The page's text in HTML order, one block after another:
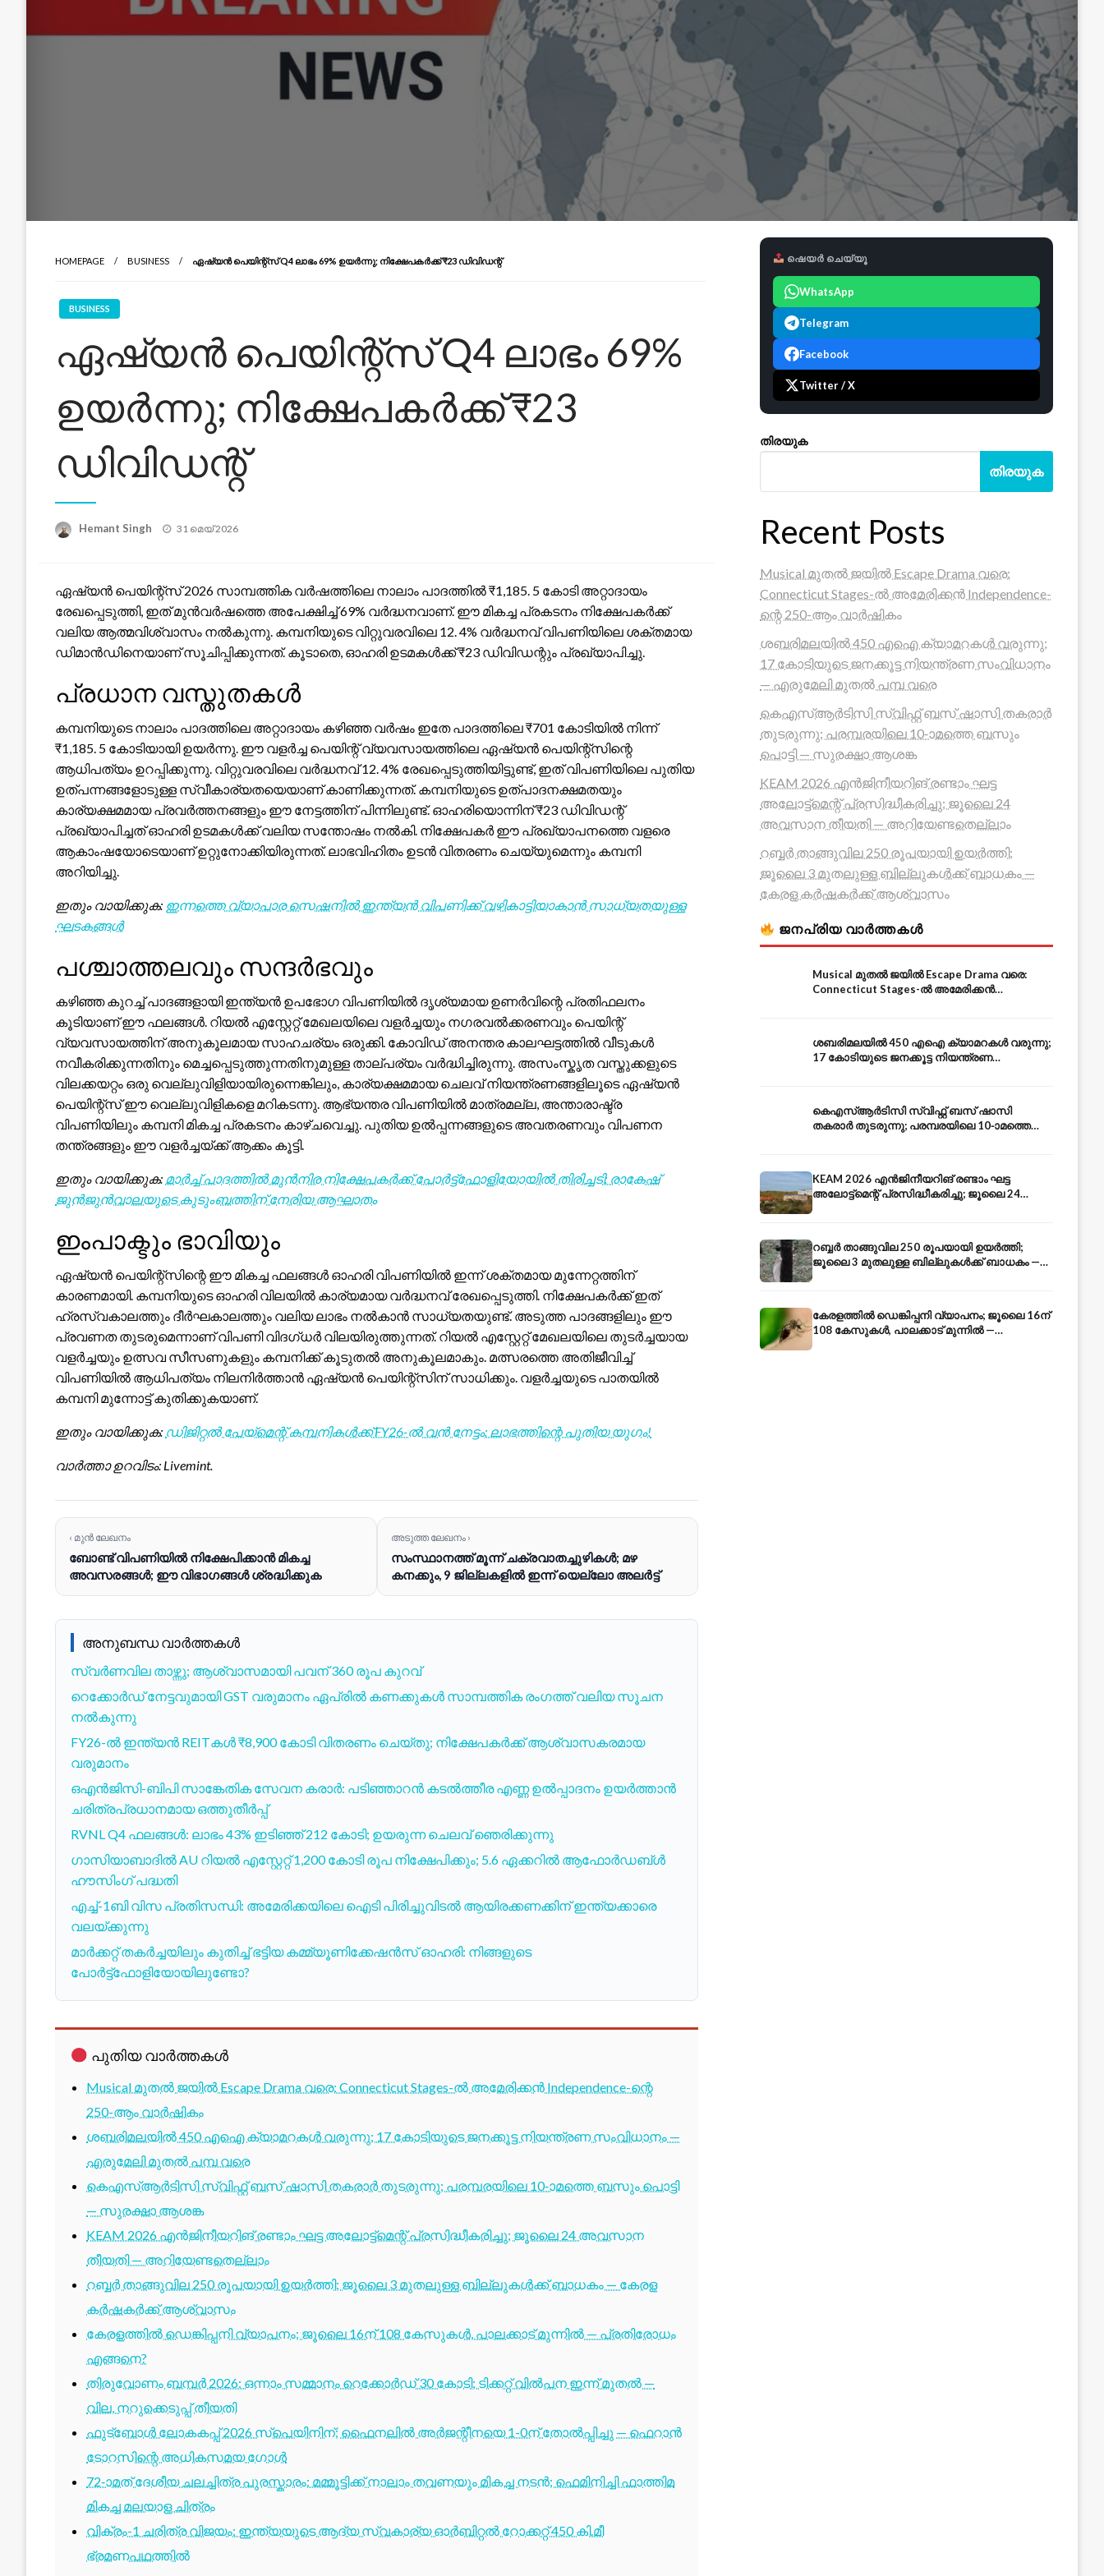
HOMEPAGE BUSINESS ഏഷ്യൻ പെയിന്റ്‌സ് Q4 ലാഭം 69% ഉയർന്നു; നിക്ഷേപകർക്ക് ₹23 ഡിവിഡന്റ്
BUSINESS
ഏഷ്യൻ പെയിന്റ്‌സ് Q4 ലാഭം 69%
ഉയർന്നു; നിക്ഷേപകർക്ക് ₹23
ഡിവിഡന്റ്
Hemant Singh
Posted
31 മെയ്‌ 2026
ഏഷ്യൻ പെയിന്റ്‌സ് 2026 സാമ്പത്തിക വർഷത്തിലെ നാലാം പാദത്തിൽ ₹1,185. 5 കോടി അറ്റാദായം
രേഖപ്പെടുത്തി, ഇത് മുൻവർഷത്തെ അപേക്ഷിച്ച് 69% വർദ്ധനവാണ്. ഈ മികച്ച പ്രകടനം നിക്ഷേപകർക്ക്
വലിയ ആത്മവിശ്വാസം നൽകുന്നു. കമ്പനിയുടെ വിറ്റുവരവിലെ 12. 4% വർദ്ധനവ് വിപണിയിലെ ശക്തമായ
ഡിമാൻഡിനെയാണ് സൂചിപ്പിക്കുന്നത്. കൂടാതെ, ഓഹരി ഉടമകൾക്ക് ₹23 ഡിവിഡന്റും പ്രഖ്യാപിച്ചു.
പ്രധാന വസ്തുതകൾ
കമ്പനിയുടെ നാലാം പാദത്തിലെ അറ്റാദായം കഴിഞ്ഞ വർഷം ഇതേ പാദത്തിലെ ₹701 കോടിയിൽ നിന്ന്
₹1,185. 5 കോടിയായി ഉയർന്നു. ഈ വളർച്ച പെയിന്റ് വ്യവസായത്തിലെ ഏഷ്യൻ പെയിന്റ്‌സിന്റെ
ആധിപത്യം ഉറപ്പിക്കുന്നു. വിറ്റുവരവിലെ വർദ്ധനവ് 12. 4% രേഖപ്പെടുത്തിയിട്ടുണ്ട്, ഇത് വിപണിയിലെ പുതിയ
ഉത്പന്നങ്ങളോടുള്ള സ്വീകാര്യതയെയാണ് കാണിക്കുന്നത്. കമ്പനിയുടെ ഉത്പാദനക്ഷമതയും
കാര്യക്ഷമമായ പ്രവർത്തനങ്ങളും ഈ നേട്ടത്തിന് പിന്നിലുണ്ട്. ഓഹരിയൊന്നിന് ₹23 ഡിവിഡന്റ്
പ്രഖ്യാപിച്ചത് ഓഹരി ഉടമകൾക്ക് വലിയ സന്തോഷം നൽകി. നിക്ഷേപകർ ഈ പ്രഖ്യാപനത്തെ വളരെ
ആകാംഷയോടെയാണ് ഉറ്റുനോക്കിയിരുന്നത്. ലാഭവിഹിതം ഉടൻ വിതരണം ചെയ്യുമെന്നും കമ്പനി
അറിയിച്ചു.
ഇതും വായിക്കുക: ഇന്നത്തെ വ്യാപാര സെഷനിൽ ഇന്ത്യൻ വിപണിക്ക് വഴികാട്ടിയാകാൻ സാധ്യതയുള്ള
ഘടകങ്ങൾ
പശ്ചാത്തലവും സന്ദർഭവും
കഴിഞ്ഞ കുറച്ച് പാദങ്ങളായി ഇന്ത്യൻ ഉപഭോഗ വിപണിയിൽ ദൃശ്യമായ ഉണർവിന്റെ പ്രതിഫലനം
കൂടിയാണ് ഈ ഫലങ്ങൾ. റിയൽ എസ്റ്റേറ്റ് മേഖലയിലെ വളർച്ചയും നഗരവൽക്കരണവും പെയിന്റ്
വ്യവസായത്തിന് അനുകൂലമായ സാഹചര്യം ഒരുക്കി. കോവിഡ് അനന്തര കാലഘട്ടത്തിൽ വീടുകൾ
നവീകരിക്കുന്നതിനും മെച്ചപ്പെടുത്തുന്നതിനുമുള്ള താല്പര്യം വർദ്ധിച്ചിരുന്നു. അസംസ്കൃത വസ്തുക്കളുടെ
വിലക്കയറ്റം ഒരു വെല്ലുവിളിയായിരുന്നെങ്കിലും, കാര്യക്ഷമമായ ചെലവ് നിയന്ത്രണങ്ങളിലൂടെ ഏഷ്യൻ
പെയിന്റ്‌സ് ഈ വെല്ലുവിളികളെ മറികടന്നു. ആഭ്യന്തര വിപണിയിൽ മാത്രമല്ല, അന്താരാഷ്ട്ര
വിപണിയിലും കമ്പനി മികച്ച പ്രകടനം കാഴ്ചവെച്ചു. പുതിയ ഉൽപ്പന്നങ്ങളുടെ അവതരണവും വിപണന
തന്ത്രങ്ങളും ഈ വളർച്ചയ്ക്ക് ആക്കം കൂട്ടി.
ഇതും വായിക്കുക: മാർച്ച് പാദത്തിൽ മുൻനിര നിക്ഷേപകർക്ക് പോർട്ട്ഫോളിയോയിൽ തിരിച്ചടി: രാകേഷ്
ജുൻജുൻവാലയുടെ കുടുംബത്തിന് നേരിയ ആഘാതം
ഇംപാക്ടും ഭാവിയും
ഏഷ്യൻ പെയിന്റ്‌സിന്റെ ഈ മികച്ച ഫലങ്ങൾ ഓഹരി വിപണിയിൽ ഇന്ന് ശക്തമായ മുന്നേറ്റത്തിന്
കാരണമായി. കമ്പനിയുടെ ഓഹരി വിലയിൽ കാര്യമായ വർദ്ധനവ് രേഖപ്പെടുത്തി. നിക്ഷേപകർക്ക് ഇത്
ഹ്രസ്വകാലത്തും ദീർഘകാലത്തും വലിയ ലാഭം നൽകാൻ സാധ്യതയുണ്ട്. അടുത്ത പാദങ്ങളിലും ഈ
പ്രവണത തുടരുമെന്നാണ് വിപണി വിദഗ്ധർ വിലയിരുത്തുന്നത്. റിയൽ എസ്റ്റേറ്റ് മേഖലയിലെ തുടർച്ചയായ
വളർച്ചയും ഉത്സവ സീസണുകളും കമ്പനിക്ക് കൂടുതൽ അനുകൂലമാകും. മത്സരത്തെ അതിജീവിച്ച്
വിപണിയിൽ ആധിപത്യം നിലനിർത്താൻ ഏഷ്യൻ പെയിന്റ്‌സിന് സാധിക്കും. വളർച്ചയുടെ പാതയിൽ
കമ്പനി മുന്നോട്ട് കുതിക്കുകയാണ്.
ഇതും വായിക്കുക: ഡിജിറ്റൽ പേയ്മെന്റ് കമ്പനികൾക്ക് FY26-ൽ വൻ നേട്ടം: ലാഭത്തിന്റെ പുതിയ യുഗം!
വാർത്താ ഉറവിടം: Livemint.
‹ മുൻ ലേഖനം
ബോണ്ട് വിപണിയിൽ നിക്ഷേപിക്കാൻ മികച്ച
അവസരങ്ങൾ; ഈ വിഭാഗങ്ങൾ ശ്രദ്ധിക്കുക
അടുത്ത ലേഖനം ›
സംസ്ഥാനത്ത് മൂന്ന് ചക്രവാതച്ചുഴികൾ; മഴ
കനക്കും, 9 ജില്ലകളിൽ ഇന്ന് യെല്ലോ അലർട്ട്
അനുബന്ധ വാർത്തകൾ
സ്വർണവില താഴ്ന്നു; ആശ്വാസമായി പവന് 360 രൂപ കുറവ്
റെക്കോർഡ് നേട്ടവുമായി GST വരുമാനം ഏപ്രിൽ കണക്കുകൾ സാമ്പത്തിക രംഗത്ത് വലിയ സൂചന
നൽകുന്നു
FY26-ൽ ഇന്ത്യൻ REITകൾ ₹8,900 കോടി വിതരണം ചെയ്തു; നിക്ഷേപകർക്ക് ആശ്വാസകരമായ
വരുമാനം
ഒഎൻജിസി-ബിപി സാങ്കേതിക സേവന കരാർ: പടിഞ്ഞാറൻ കടൽത്തീര എണ്ണ ഉൽപ്പാദനം ഉയർത്താൻ
ചരിത്രപ്രധാനമായ ഒത്തുതീർപ്പ്
RVNL Q4 ഫലങ്ങള്‍: ലാഭം 43% ഇടിഞ്ഞ് 212 കോടി; ഉയരുന്ന ചെലവ് ഞെരിക്കുന്നു
ഗാസിയാബാദില്‍ AU റിയല്‍ എസ്റ്റേറ്റ് 1,200 കോടി രൂപ നിക്ഷേപിക്കും; 5.6 ഏക്കറില്‍ ആഫോര്‍ഡബ്ള്‍
ഹൗസിംഗ് പദ്ധതി
എച്ച്-1ബി വിസ പ്രതിസന്ധി: അമേരിക്കയിലെ ഐടി പിരിച്ചുവിടൽ ആയിരക്കണക്കിന് ഇന്ത്യക്കാരെ
വലയ്ക്കുന്നു
മാർക്കറ്റ് തകർച്ചയിലും കുതിച്ച് ഭട്ടിയ കമ്മ്യൂണിക്കേഷൻസ് ഓഹരി: നിങ്ങളുടെ
പോർട്ട്‌ഫോളിയോയിലുണ്ടോ?
പുതിയ വാർത്തകൾ
Musical മുതൽ ജയിൽ Escape Drama വരെ: Connecticut Stages-ൽ അമേരിക്കൻ Independence-ന്റെ
250-ആം വാർഷികം
ശബരിമലയിൽ 450 എഐ ക്യാമറകൾ വരുന്നു; 17 കോടിയുടെ ജനക്കൂട്ട നിയന്ത്രണ സംവിധാനം —
എരുമേലി മുതൽ പമ്പ വരെ
കെഎസ്ആർടിസി സ്വിഫ്റ്റ് ബസ് ഷാസി തകരാർ തുടരുന്നു; പരമ്പരയിലെ 10-ാമത്തെ ബസും പൊട്ടി
— സുരക്ഷാ ആശങ്ക
KEAM 2026 എൻജിനീയറിങ് രണ്ടാം ഘട്ട അലോട്ട്മെന്റ് പ്രസിദ്ധീകരിച്ചു; ജൂലൈ 24 അവസാന
തീയതി — അറിയേണ്ടതെല്ലാം
റബ്ബർ താങ്ങുവില 250 രൂപയായി ഉയർത്തി; ജൂലൈ 3 മുതലുള്ള ബില്ലുകൾക്ക് ബാധകം — കേരള
കർഷകർക്ക് ആശ്വാസം
കേരളത്തിൽ ഡെങ്കിപ്പനി വ്യാപനം; ജൂലൈ 16ന് 108 കേസുകൾ, പാലക്കാട് മുന്നിൽ — പ്രതിരോധം
എങ്ങനെ?
തിരുവോണം ബമ്പർ 2026: ഒന്നാം സമ്മാനം റെക്കോർഡ് 30 കോടി; ടിക്കറ്റ് വിൽപന ഇന്ന് മുതൽ —
വില, നറുക്കെടുപ്പ് തീയതി
ഫുട്ബോൾ ലോകകപ്പ് 2026 സ്പെയിനിന്; ഫൈനലിൽ അർജന്റീനയെ 1-0ന് തോൽപ്പിച്ചു — ഫെറാൻ
ടോറസിന്റെ അധികസമയ ഗോൾ
72-ാമത് ദേശീയ ചലച്ചിത്ര പുരസ്കാരം: മമ്മൂട്ടിക്ക് നാലാം തവണയും മികച്ച നടൻ; ഫെമിനിച്ചി ഫാത്തിമ
മികച്ച മലയാള ചിത്രം
വിക്രം-1 ചരിത്ര വിജയം: ഇന്ത്യയുടെ ആദ്യ സ്വകാര്യ ഓർബിറ്റൽ റോക്കറ്റ് 450 കി.മീ
ഭ്രമണപഥത്തിൽ
ഷെയർ ചെയ്യൂ
WhatsApp
Telegram
Facebook
Twitter / X
തിരയുക
തിരയുക
Recent Posts
Musical മുതൽ ജയിൽ Escape Drama വരെ:
Connecticut Stages-ൽ അമേരിക്കൻ Independence-
ന്റെ 250-ആം വാർഷികം
ശബരിമലയിൽ 450 എഐ ക്യാമറകൾ വരുന്നു;
17 കോടിയുടെ ജനക്കൂട്ട നിയന്ത്രണ സംവിധാനം
— എരുമേലി മുതൽ പമ്പ വരെ
കെഎസ്ആർടിസി സ്വിഫ്റ്റ് ബസ് ഷാസി തകരാർ
തുടരുന്നു; പരമ്പരയിലെ 10-ാമത്തെ ബസും
പൊട്ടി — സുരക്ഷാ ആശങ്ക
KEAM 2026 എൻജിനീയറിങ് രണ്ടാം ഘട്ട
അലോട്ട്മെന്റ് പ്രസിദ്ധീകരിച്ചു; ജൂലൈ 24
അവസാന തീയതി — അറിയേണ്ടതെല്ലാം
റബ്ബർ താങ്ങുവില 250 രൂപയായി ഉയർത്തി;
ജൂലൈ 3 മുതലുള്ള ബില്ലുകൾക്ക് ബാധകം —
കേരള കർഷകർക്ക് ആശ്വാസം
ജനപ്രിയ വാർത്തകൾ
Musical മുതൽ ജയിൽ Escape Drama വരെ:
Connecticut Stages-ൽ അമേരിക്കൻ
ശബരിമലയിൽ 450 എഐ ക്യാമറകൾ വരുന്നു;
17 കോടിയുടെ ജനക്കൂട്ട നിയന്ത്രണ
കെഎസ്ആർടിസി സ്വിഫ്റ്റ് ബസ് ഷാസി
തകരാർ തുടരുന്നു; പരമ്പരയിലെ 10-ാമത്തെ
KEAM 2026 എൻജിനീയറിങ് രണ്ടാം ഘട്ട
അലോട്ട്മെന്റ് പ്രസിദ്ധീകരിച്ചു; ജൂലൈ 24
റബ്ബർ താങ്ങുവില 250 രൂപയായി ഉയർത്തി;
ജൂലൈ 3 മുതലുള്ള ബില്ലുകൾക്ക് ബാധകം —
കേരളത്തിൽ ഡെങ്കിപ്പനി വ്യാപനം; ജൂലൈ 16ന്
108 കേസുകൾ, പാലക്കാട് മുന്നിൽ —